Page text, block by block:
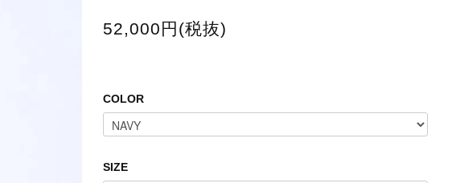
52,000円(税抜)
COLOR
SIZE